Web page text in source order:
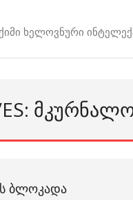
ხელოვნური
ᲑᲚᲝᲙᲐᲓᲐ